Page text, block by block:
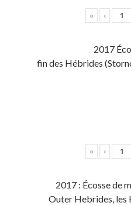
« ‹
2017
fin des Hébrides
« ‹
2017 : Écosse de
Outer Hebrides, les